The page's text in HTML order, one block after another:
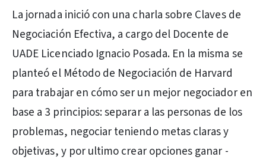
La jornada inició con una charla sobre Claves de
Negociación Efectiva, a cargo del Docente de
UADE Licenciado Ignacio Posada. En la misma se
planteó el Método de Negociación de Harvard
para trabajar en cómo ser un mejor negociador en
base a 3 principios: separar a las personas de los
problemas, negociar teniendo metas claras y
objetivas, y por ultimo crear opciones ganar -